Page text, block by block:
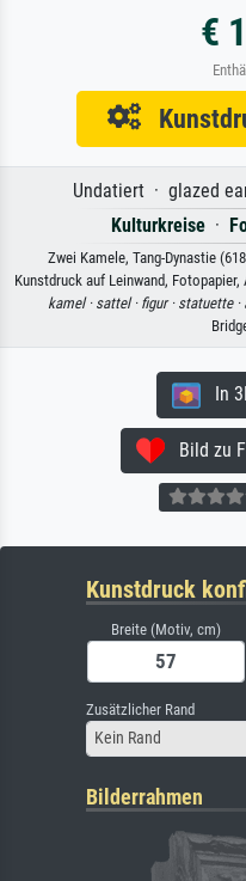
€
Undatiert · glazed
Kulturkreise·
Zwei Kamele, Tang-Dynastie
Kunstdruck auf Leinwand,
kamel · sattel · figur · statuette ·
In
Bild zu
Kunstdruck
Breite (Motiv, cm)
Zusätzlicher Rand
Kein Rand
Bilderrahmen